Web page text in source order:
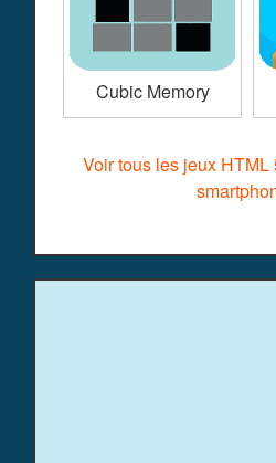
Cubic Memory
Voir tous les jeux HTML